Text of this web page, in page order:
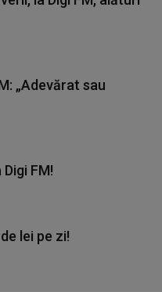
„Adevărat sau
FM!
lei pe zi!